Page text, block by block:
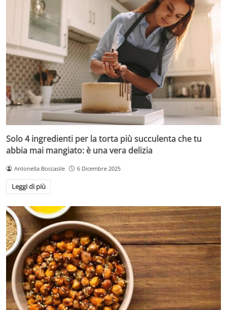
Solo 4 ingredienti per la torta più succulenta che tu
abbia mai mangiato: è una vera delizia
Antonella Boccasile 6 Dicembre 2025
Leggi di più